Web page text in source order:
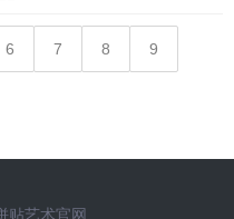
6 7 8 9
贴艺术官网